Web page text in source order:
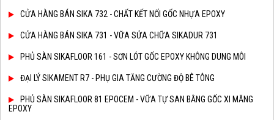
CỬA HÀNG BÁN SIKA 732 - CHẤT KẾT NỐI GỐC NHỰA EPOXY
CỬA HÀNG BÁN SIKA 731 - VỮA SỬA CHỮA SIKADUR 731
PHỦ SÀN SIKAFLOOR 161 - SƠN LÓT GỐC EPOXY KHÔNG DUNG MÔI
ĐẠI LÝ SIKAMENT R7 - PHỤ GIA TĂNG CƯỜNG ĐỘ BÊ TÔNG
PHỦ SÀN SIKAFLOOR 81 EPOCEM - VỮA TỰ SAN BẰNG GỐC XI MĂNG
EPOXY